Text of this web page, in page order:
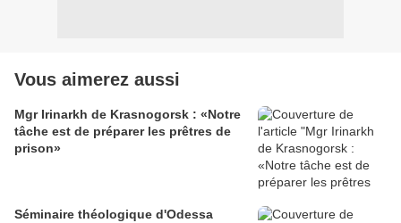
Vous aimerez aussi
Mgr Irinarkh de Krasnogorsk : «Notre
tâche est de préparer les prêtres de
prison»
Séminaire théologique d'Odessa